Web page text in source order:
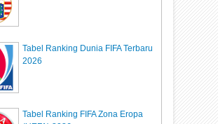
Tabel Ranking Dunia FIFA Terbaru
2026
Tabel Ranking FIFA Zona Eropa